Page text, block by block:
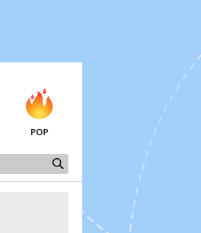
POP